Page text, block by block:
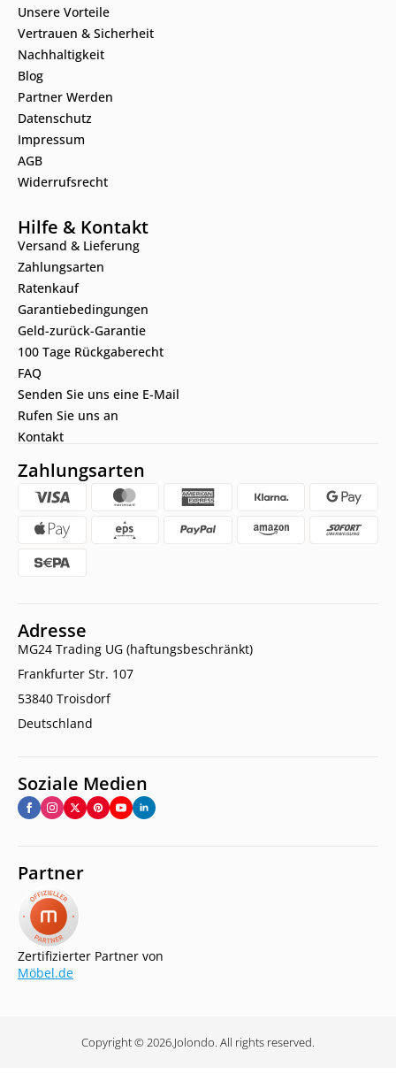
Unsere Vorteile
Vertrauen & Sicherheit
Nachhaltigkeit
Blog
Partner Werden
Datenschutz
Impressum
AGB
Widerrufsrecht
Hilfe & Kontakt
Versand & Lieferung
Zahlungsarten
Ratenkauf
Garantiebedingungen
Geld-zurück-Garantie
100 Tage Rückgaberecht
FAQ
Senden Sie uns eine E-Mail
Rufen Sie uns an
Kontakt
Zahlungsarten
Adresse
MG24 Trading UG (haftungsbeschränkt)
Frankfurter Str. 107
53840 Troisdorf
Deutschland
Soziale Medien
Partner
Zertifizierter Partner von
Möbel.de
Copyright © 2026.Jolondo. All rights reserved.